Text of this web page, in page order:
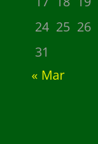
24 25 26
31
« Mar